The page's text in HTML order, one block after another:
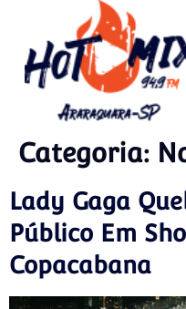
Categoria:
Lady Gaga
Público Em
Copacabana